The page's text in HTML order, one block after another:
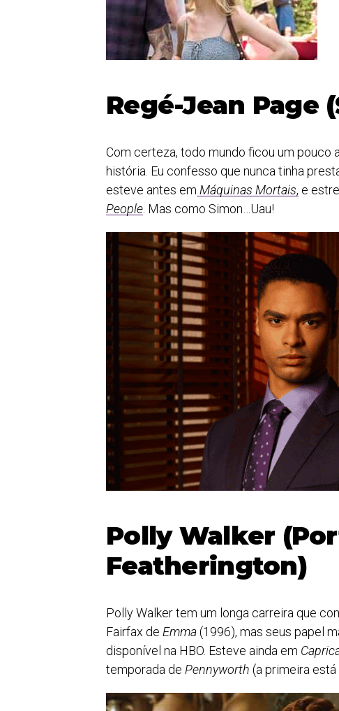
Regé-Jean Page
Com certeza, todo mundo ficou um pouco
história. Eu confesso que nunca tinha
esteve antes em Máquinas Mortais, e
People. Mas como Simon…Uau!
Polly Walker
Featherington)
Polly Walker tem um longa carreira que
Fairfax de Emma(1996), mas seus papel
disponível na HBO. Esteve ainda em
temporada de Pennyworth (a primeira está